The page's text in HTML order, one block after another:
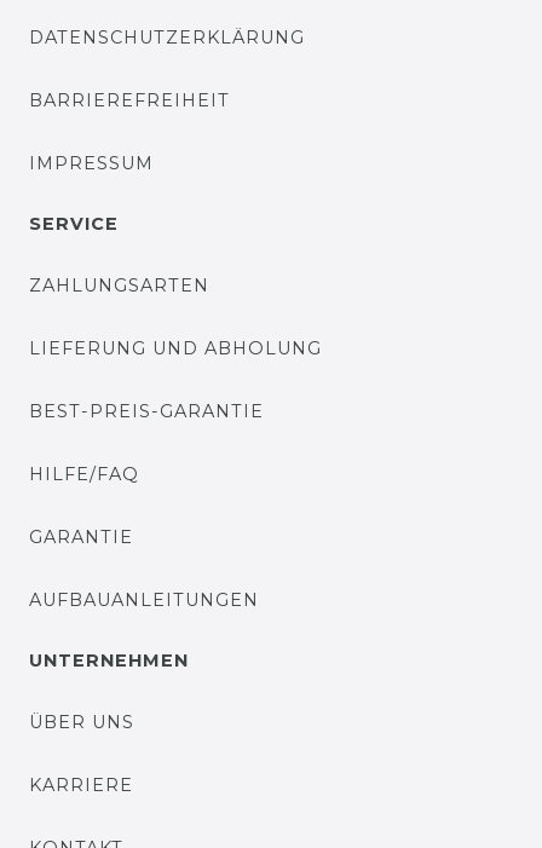
DATENSCHUTZERKLÄRUNG
BARRIEREFREIHEIT
IMPRESSUM
SERVICE
ZAHLUNGSARTEN
LIEFERUNG UND ABHOLUNG
BEST-PREIS-GARANTIE
HILFE/FAQ
GARANTIE
AUFBAUANLEITUNGEN
UNTERNEHMEN
ÜBER UNS
KARRIERE